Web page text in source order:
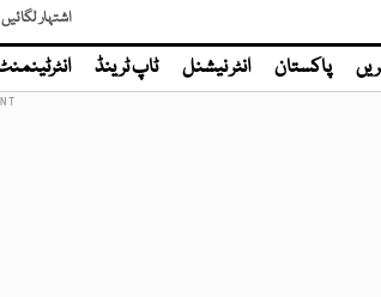
اشتہار
پاکستان انٹر نیشنل ٹاپ ٹرینڈ